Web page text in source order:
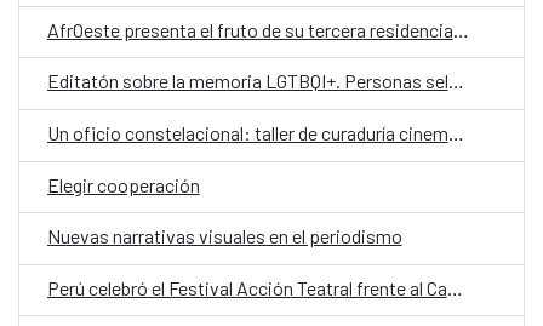
Editatón sobre la memoria LGTBQI+. Personas seleccionadas
Un oficio constelacional: taller de curaduría cinematográfica
Elegir cooperación
Nuevas narrativas visuales en el periodismo
Perú celebró el Festival Acción Teatral frente al Cambio Climático